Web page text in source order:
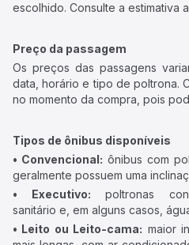
escolhido. Consulte a estimativa
Preço da passagem
Os preços das passagens
data, horário e tipo de poltrona.
no momento da compra, pois
Tipos de ônibus disponíveis
• Convencional: ônibus com
geralmente possuem uma
• Executivo: poltronas
sanitário e, em alguns casos,
• Leito ou Leito-cama: maior